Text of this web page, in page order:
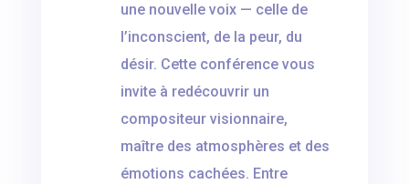
une nouvelle voix — celle de
l’inconscient, de la peur, du
désir. Cette conférence vous
invite à redécouvrir un
compositeur visionnaire,
maître des atmosphères et des
émotions cachées. Entre